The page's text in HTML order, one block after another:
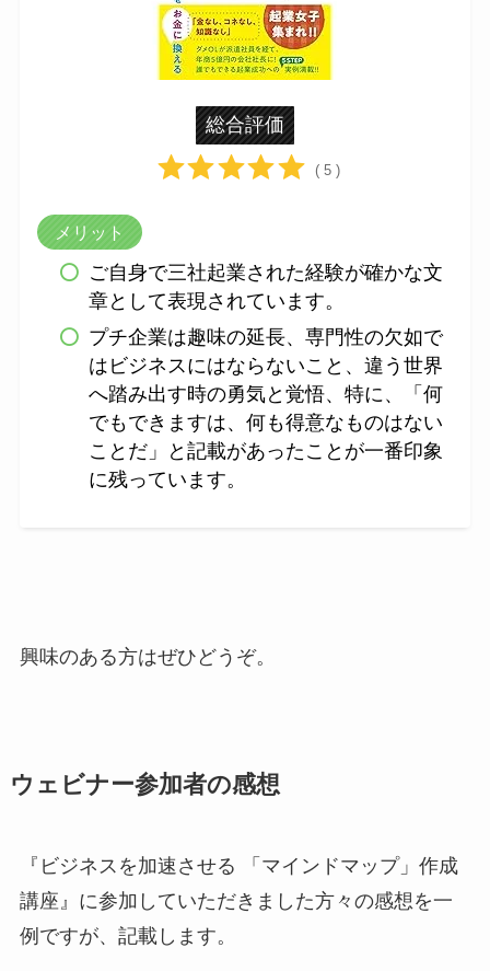
総合評価
( 5 )
メリット
ご自身で三社起業された経験が確かな文
章として表現されています。
プチ企業は趣味の延長、専門性の欠如で
はビジネスにはならないこと、違う世界
へ踏み出す時の勇気と覚悟、特に、「何
でもできますは、何も得意なものはない
ことだ」と記載があったことが一番印象
に残っています。
興味のある方はぜひどうぞ。
ウェビナー参加者の感想
『ビジネスを加速させる 「マインドマップ」作成
講座』に参加していただきました方々の感想を一
例ですが、記載します。